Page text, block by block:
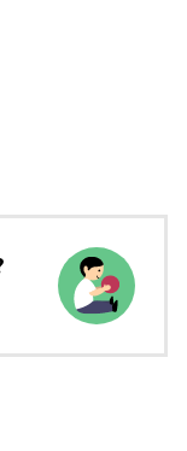
opvang